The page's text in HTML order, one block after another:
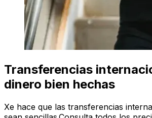
Transferencias
dinero bien hechas
Xe hace que las transferencias